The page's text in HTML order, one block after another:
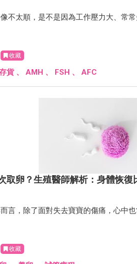
像不太順，是不是因為工作壓力大、常
收藏
貨、 AMH 、 FSH 、 AFC
取卵？生殖醫師解析：身體恢復
言，除了面對失去寶寶的傷痛，心中
收藏